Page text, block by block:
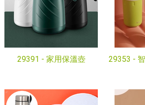
29391 - 家用保溫壺 29353 -